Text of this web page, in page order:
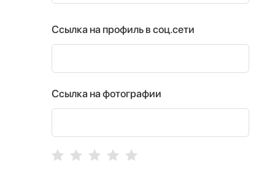
Ссылка на профиль в соц.сети
Ссылка на фотографии